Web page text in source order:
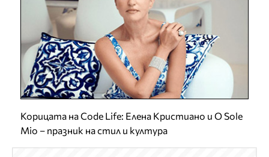
Корицата на Code Life: Елена Кристиано и O Sole
Mio – празник на стил и култура